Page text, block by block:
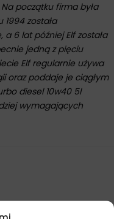
początku firma była
została
6 lat później Elf została
jedną z pięciu
Elf regularnie używa
oraz poddaje je ciągłym
diesel 10w40 5l
wymagających